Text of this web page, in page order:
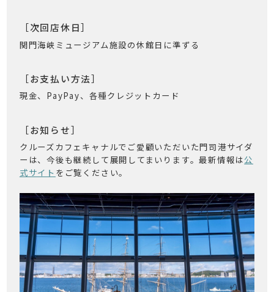
［次回店休日］
関門海峡ミュージアム施設の休館日に準ずる
［お支払い方法］
現金、PayPay、各種クレジットカード
［お知らせ］
クルーズカフェキャナルでご愛顧いただいた門司港サイダ
ーは、今後も継続して展開してまいります。最新情報は公
式サイト をご覧ください。